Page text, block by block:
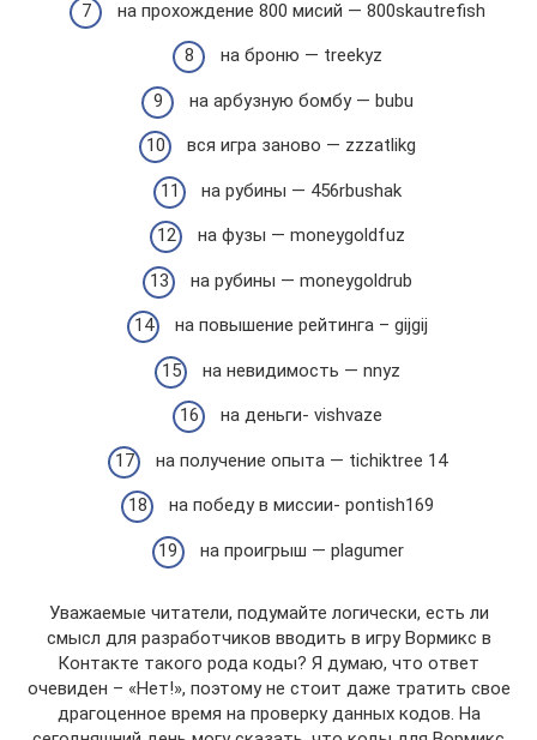
на прохождение 800 мисий — 800skautrefish
на броню — treekyz
на арбузную бомбу — bubu
вся игра заново — zzzatlikg
на рубины — 456rbushak
на фузы — moneygoldfuz
на рубины — moneygoldrub
на повышение рейтинга – gijgij
на невидимость — nnyz
на деньги- vishvaze
на получение опыта — tichiktree 14
на победу в миссии- pontish169
на проигрыш — plagumer
Уважаемые читатели, подумайте логически, есть ли
смысл для разработчиков вводить в игру Вормикс в
Контакте такого рода коды? Я думаю, что ответ
очевиден – «Нет!», поэтому не стоит даже тратить свое
драгоценное время на проверку данных кодов. На